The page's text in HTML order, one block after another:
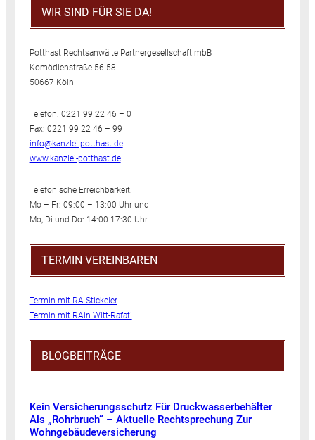
WIR SIND FÜR SIE DA!
Potthast Rechtsanwälte Partnergesellschaft mbB
Komödienstraße 56-58
50667 Köln
Telefon: 0221 99 22 46 – 0
Fax: 0221 99 22 46 – 99
info@kanzlei-potthast.de
www.kanzlei-potthast.de
Telefonische Erreichbarkeit:
Mo – Fr: 09:00 – 13:00 Uhr und
Mo, Di und Do: 14:00-17:30 Uhr
TERMIN VEREINBAREN
Termin mit RA Stickeler
Termin mit RAin Witt-Rafati
BLOGBEITRÄGE
Kein Versicherungsschutz Für Druckwasserbehälter
Als „Rohrbruch“ – Aktuelle Rechtsprechung Zur
Wohngebäudeversicherung